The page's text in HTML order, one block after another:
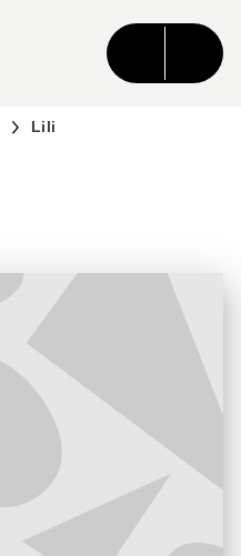
CONTENU
Lili